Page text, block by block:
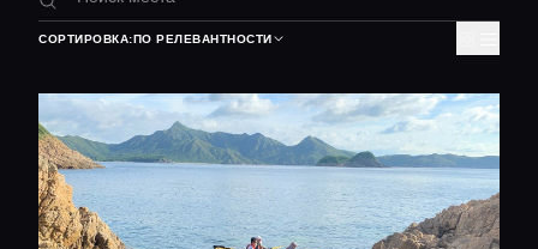
СОРТИРОВКА:ПО РЕЛЕВАНТНОСТИ